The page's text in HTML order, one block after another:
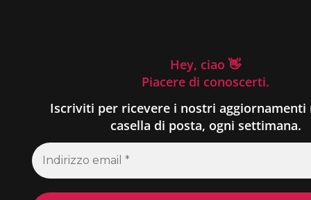
Hey, ciao 👋
Piacere di conoscerti.
Iscriviti per ricevere i nostri aggiornamenti
casella di posta, ogni settimana.